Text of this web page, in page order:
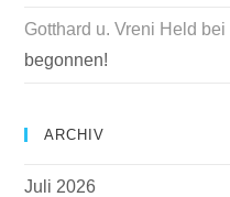
Gotthard u. Vreni Held bei
begonnen!
ARCHIV
Juli 2026